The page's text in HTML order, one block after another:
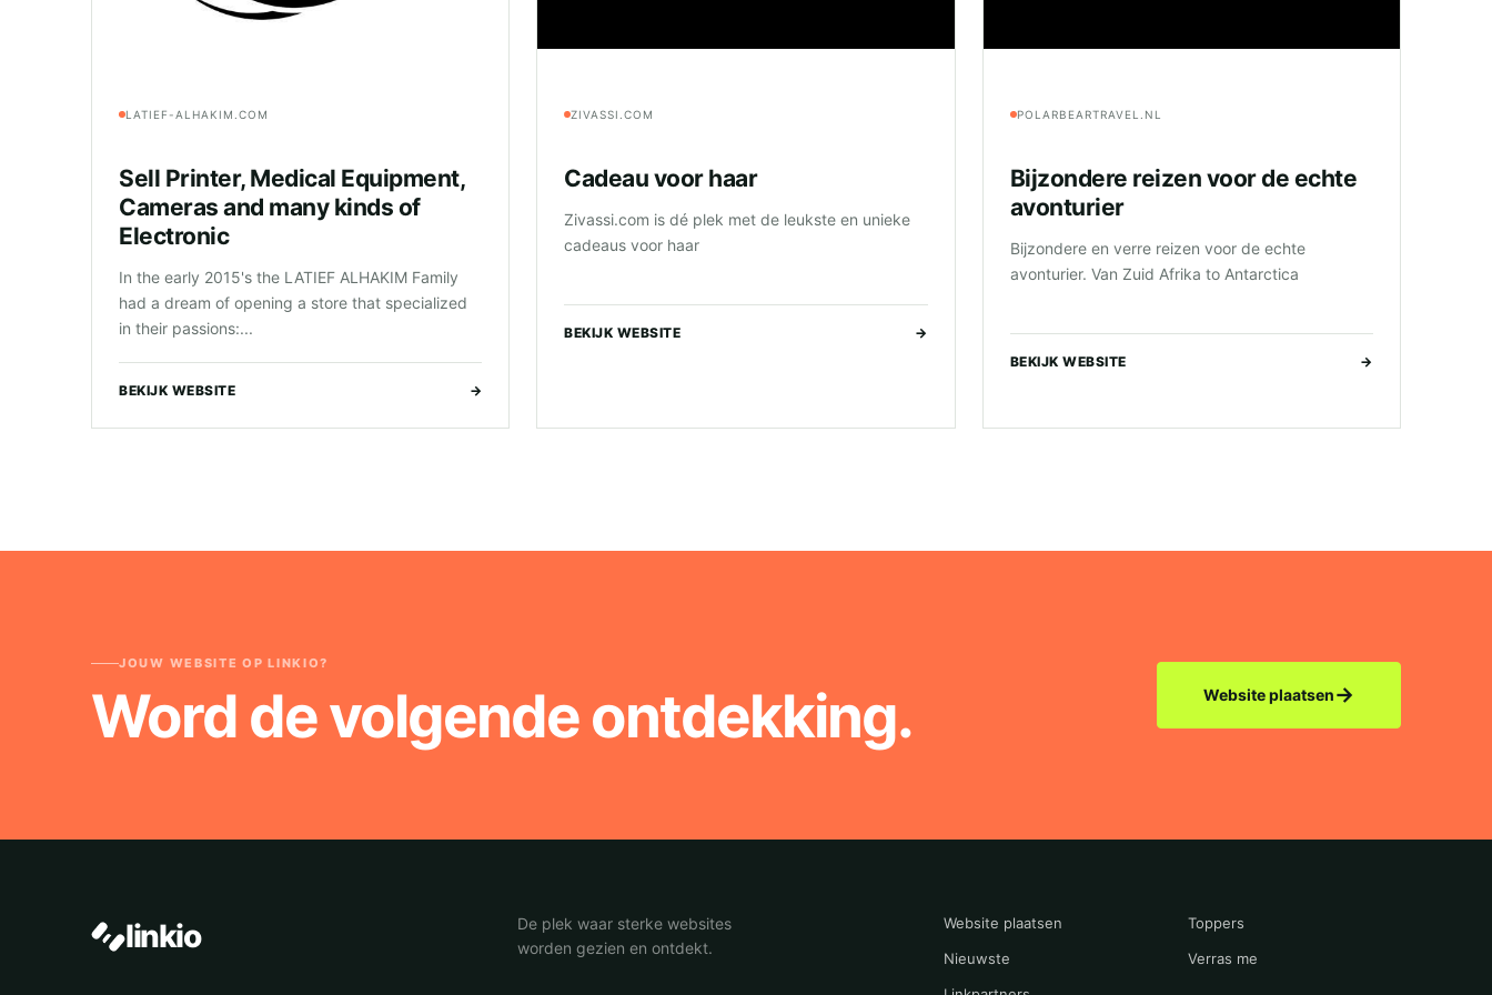
LATIEF-ALHAKIM.COM
Sell Printer, Medical Equipment,
Cameras and many kinds of
Electronic
In the early 2015's the LATIEF ALHAKIM Family
had a dream of opening a store that specialized
in their passions:...
BEKIJK WEBSITE →
ZIVASSI.COM
Cadeau voor haar
Zivassi.com is dé plek met de leukste en unieke
cadeaus voor haar
BEKIJK WEBSITE →
POLARBEARTRAVEL.NL
Bijzondere reizen voor de echte
avonturier
Bijzondere en verre reizen voor de echte
avonturier. Van Zuid Afrika to Antarctica
BEKIJK WEBSITE →
JOUW WEBSITE OP LINKIO?
Word de volgende ontdekking. Website plaatsen→
linkio
De plek waar sterke websites
worden gezien en ontdekt.
Website plaatsen
Toppers
Nieuwste
Verras me